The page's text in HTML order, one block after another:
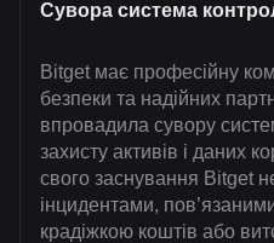
Сувора система
Bitget має професійну
безпеки та надійних
впровадила сувору
захисту активів і даних
свого заснування Bitget
інцидентами,
крадіжкою коштів або